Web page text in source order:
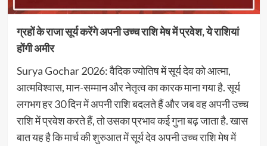
ग्रहों के राजा सूर्य करेंगे अपनी उच्च राशि मेष में प्रवेश, ये राशियां
होंगी अमीर
Surya Gochar 2026: वैदिक ज्योतिष में सूर्य देव को आत्मा,
आत्मविश्वास, मान-सम्मान और नेतृत्व का कारक माना गया है. सूर्य
लगभग हर 30 दिन में अपनी राशि बदलते हैं और जब वह अपनी उच्च
राशि में प्रवेश करते हैं, तो उसका प्रभाव कई गुना बढ़ जाता है. खास
बात यह है कि मार्च की शुरुआत में सूर्य देव अपनी उच्च राशि मेष में